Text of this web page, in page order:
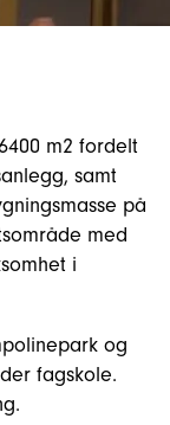
m2 fordelt
samt
på
med
i
og
fagskole.